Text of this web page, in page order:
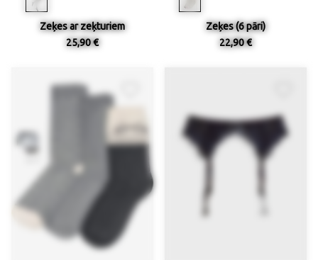
Zeķes ar zeķturiem
25,90 €
Zeķes (6 pāri)
22,90 €